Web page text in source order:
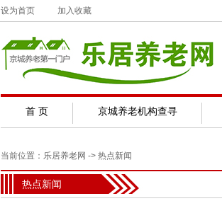
设为首页 加入收藏
首 页 京城养老机构查寻
当前位置： 乐居养老网 -> 热点新闻
热点新闻